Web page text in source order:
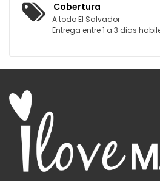
Cobertura
A todo El Salvador
Entrega entre 1 a 3 dias